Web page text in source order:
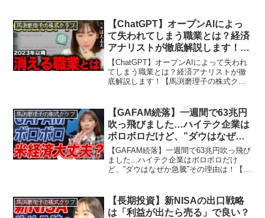
います😊本日は、知っていると株式投資
に役立つPER, PBR...
馬渕磨理子の株式クラブ
【ChatGPT】オープンAIによっ
て失われてしまう職業とは？経済
アナリストが徹底解説します！
【馬渕磨理子の株式クラブ】
【ChatGPT】オープンAIによって失われ
てしまう職業とは？経済アナリストが徹
底解説します！【馬渕磨理子の株式クラ
今日も見てくれてありがとうございます
😊本日は、Cha...
馬渕磨理子の株式クラブ
【GAFAM続落】一週間で63兆円
吹っ飛びました…ハイテク企業は
ボロボロだけど、”ダウはなぜか
急騰”その理由は！【馬渕磨理子
の株式クラブ】
【GAFAM続落】一週間で63兆円吹っ飛び
ました...ハイテク企業はボロボロだけ
ど、”ダウはなぜか急騰”その理由は！【馬
びました...ハイテク企業はボロボロだけ
ど、...
馬渕磨理子の株式クラブ
【長期投資】新NISAの出口戦略
は「利益が出たら売る」で良い？